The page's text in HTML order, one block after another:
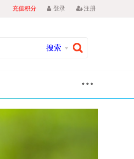
充值积分 登录 | 注册
搜索